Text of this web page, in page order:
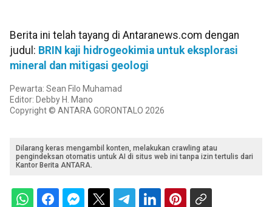
Berita ini telah tayang di Antaranews.com dengan
judul: BRIN kaji hidrogeokimia untuk eksplorasi
mineral dan mitigasi geologi
Pewarta: Sean Filo Muhamad
Editor: Debby H. Mano
Copyright © ANTARA GORONTALO 2026
Dilarang keras mengambil konten, melakukan crawling atau
pengindeksan otomatis untuk AI di situs web ini tanpa izin tertulis dari
Kantor Berita ANTARA.